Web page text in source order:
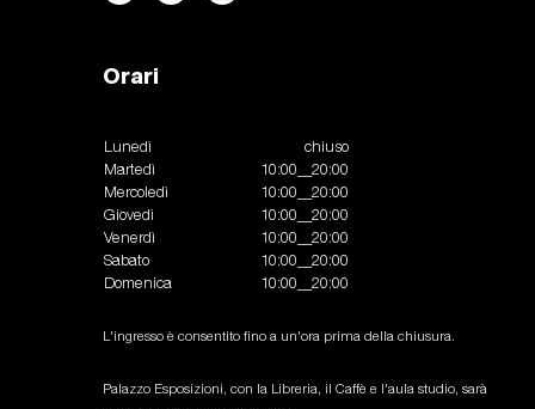
Orari
Lunedì
chiuso
Martedì
10:00__20:00
Mercoledì
10:00__20:00
Giovedì
10:00__20:00
Venerdì
10:00__20:00
Sabato
10:00__20:00
Domenica
10:00__20:00
L'ingresso è consentito fino a un'ora prima della chiusura.
Palazzo Esposizioni, con la Libreria, il Caffè e l'aula studio, sarà